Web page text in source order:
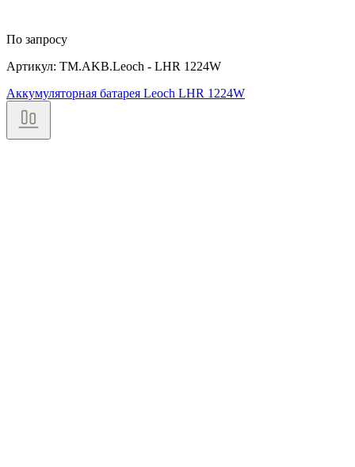
По запросу
Артикул: TM.AKB.Leoch - LHR 1224W
Аккумуляторная батарея Leoch LHR 1224W